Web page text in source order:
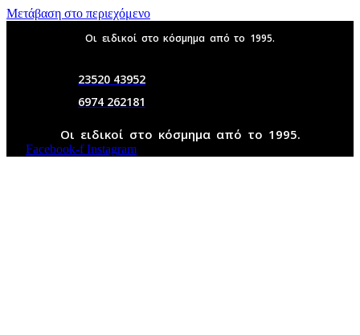
Μετάβαση στο περιεχόμενο
Οι ειδικοί στο κόσμημα από το 1995.
23520 43952
6974 262181
Οι ειδικοί στο κόσμημα από το 1995.
Facebook-f Instagram